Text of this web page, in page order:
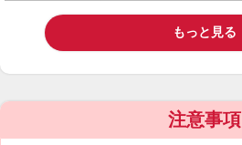
もっと見る
注意事項